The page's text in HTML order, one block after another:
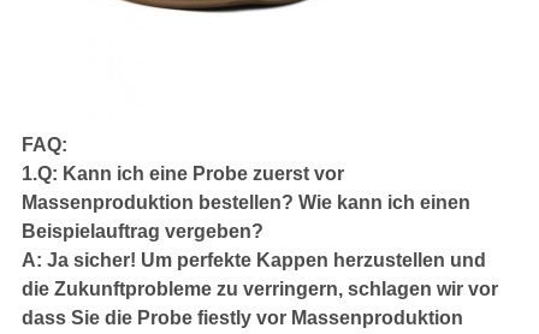
FAQ:
1.Q: Kann ich eine Probe zuerst vor
Massenproduktion bestellen? Wie kann ich einen
Beispielauftrag vergeben?
A: Ja sicher! Um perfekte Kappen herzustellen und
die Zukunftprobleme zu verringern, schlagen wir vor
dass Sie die Probe fiestly vor Massenproduktion